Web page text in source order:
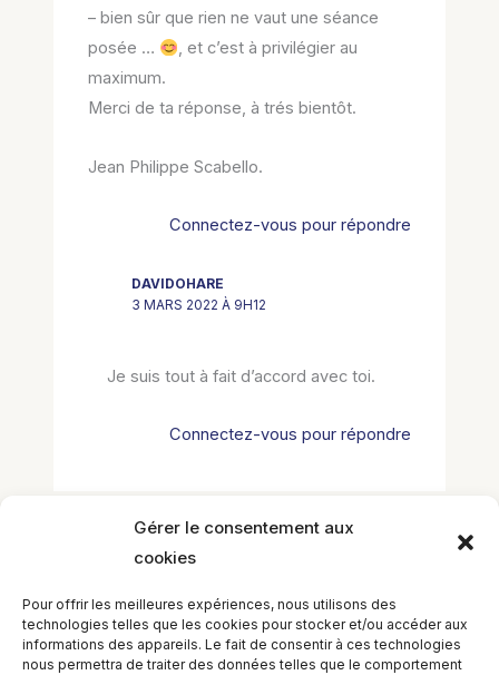
Gérer le consentement aux
cookies
Pour offrir les meilleures expériences, nous utilisons des
technologies telles que les cookies pour stocker et/ou accéder aux
informations des appareils. Le fait de consentir à ces technologies
nous permettra de traiter des données telles que le comportement
– bien sûr que rien ne vaut une séance
posée …
, et c’est à privilégier au
maximum.
Merci de ta réponse, à trés bientôt.
Jean Philippe Scabello.
Connectez-vous pour répondre
DAVIDOHARE
3 MARS 2022 À 9H12
Je suis tout à fait d’accord avec toi.
Connectez-vous pour répondre
Laisser un commentaire
un commentaire.